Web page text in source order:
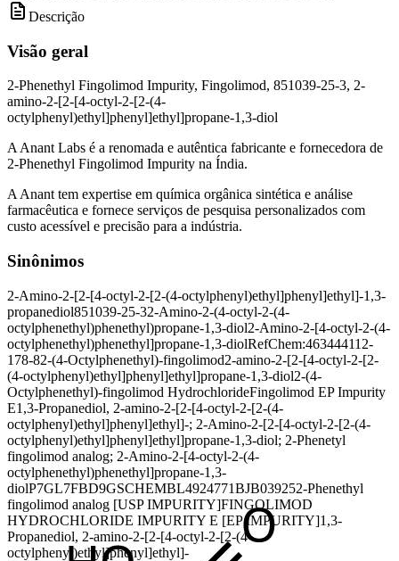
Descrição
Visão geral
2-Phenethyl Fingolimod Impurity, Fingolimod, 851039-25-3, 2-
amino-2-[2-[4-octyl-2-[2-(4-
octylphenyl)ethyl]phenyl]ethyl]propane-1,3-diol
A Anant Labs é a renomada e autêntica fabricante e fornecedora de
2-Phenethyl Fingolimod Impurity na Índia.
A Anant tem expertise em química orgânica sintética e análise
farmacêutica e fornece serviços de pesquisa personalizados com
custo acessível e precisão para a indústria.
Sinônimos
2-Amino-2-[2-[4-octyl-2-[2-(4-octylphenyl)ethyl]phenyl]ethyl]-1,3-
propanediol851039-25-32-Amino-2-(4-octyl-2-(4-
octylphenethyl)phenethyl)propane-1,3-diol2-Amino-2-[4-octyl-2-(4-
octylphenethyl)phenethyl]propane-1,3-diolRefChem:463444112-
178-82-(4-Octylphenethyl)-fingolimod2-amino-2-[2-[4-octyl-2-[2-
(4-octylphenyl)ethyl]phenyl]ethyl]propane-1,3-diol2-(4-
Octylphenethyl)-fingolimod HydrochlorideFingolimod EP Impurity
E1,3-Propanediol, 2-amino-2-[2-[4-octyl-2-[2-(4-
octylphenyl)ethyl]phenyl]ethyl]-; 2-Amino-2-[2-[4-octyl-2-[2-(4-
octylphenyl)ethyl]phenyl]ethyl]propane-1,3-diol; 2-Phenetyl
fingolimod analog; 2-Amino-2-[4-octyl-2-(4-
octylphenethyl)phenethyl]propane-1,3-
diolP7GL7FBD9GSCHEMBL4924771BJB039252-Phenethyl
fingolimod analog [USP IMPURITY]FINGOLIMOD
HYDROCHLORIDE IMPURITY E [EP IMPURITY]1,3-
Propanediol, 2-amino-2-[2-[4-octyl-2-[2-(4-
octylphenyl)ethyl]phenyl]ethyl]-